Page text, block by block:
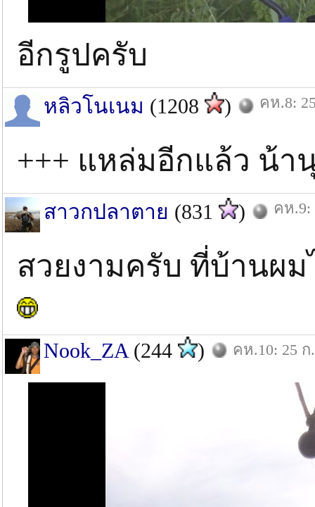
อีกรูปครับ
หลิวโนเนม (1208 ) คห.8:
+++ แหล่มอีกแล้ว น้
สาวกปลาตาย (831 ) คห.9:
สวยงามครับ ที่บ้านผ
Nook_ZA (244 ) คห.10: 25 ก